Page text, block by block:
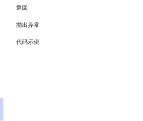
返回
抛出异常
代码示例